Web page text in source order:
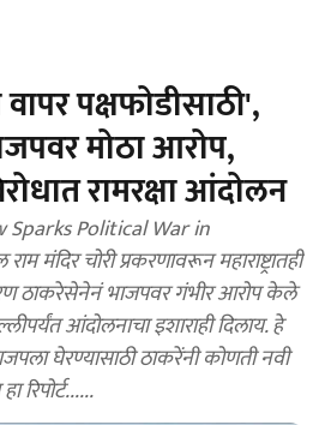
पक्षफोडीसाठी',
मोठा आरोप,
रामरक्षा आंदोलन
Sparks Political War in
मंदिर चोरी प्रकरणावरून महाराष्ट्रातही
भाजपवर गंभीर आरोप केले
आंदोलनाचा इशाराही दिलाय. हे
घेरण्यासाठी ठाकरेंनी कोणती नवी
रिपोर्ट......